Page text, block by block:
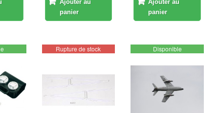
Ajouter au
panier
Ajouter au
panier
Rupture de stock Disponible